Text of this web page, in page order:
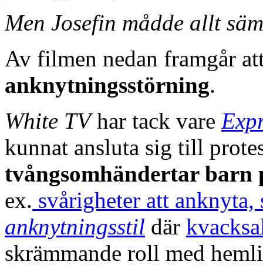
Men Josefin mådde allt
Av filmen nedan framgår
anknytningsstörning.
White TVhar tack vare
kunnat ansluta sig till
tvångsomhändertar barn
ex. svårigheter att
anknytningsstil där
skrämmande roll med